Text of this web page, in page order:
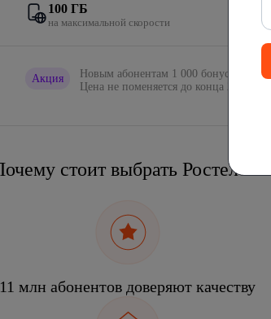
100 ГБ
на максимальной скорости
Акция
Новым абонентам 1 000 бонусов в
Цена не поменяется до конца 2027
стоит выбрать Ростелеком
11 млн абонентов доверяют качеству